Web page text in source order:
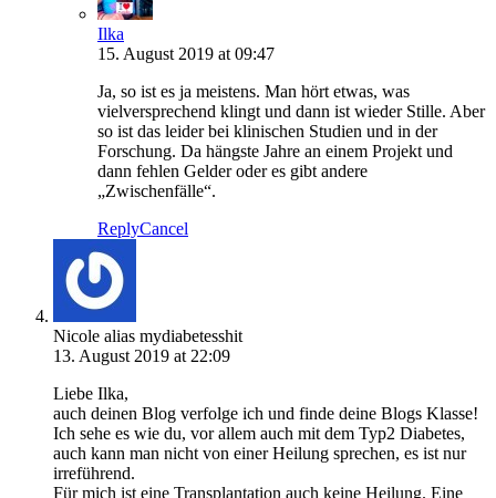
Ilka
15. August 2019 at 09:47
Ja, so ist es ja meistens. Man hört etwas, was
vielversprechend klingt und dann ist wieder Stille. Aber
so ist das leider bei klinischen Studien und in der
Forschung. Da hängste Jahre an einem Projekt und
dann fehlen Gelder oder es gibt andere
„Zwischenfälle“.
ReplyCancel
Nicole alias mydiabetesshit
13. August 2019 at 22:09
Liebe Ilka,
auch deinen Blog verfolge ich und finde deine Blogs Klasse!
Ich sehe es wie du, vor allem auch mit dem Typ2 Diabetes,
auch kann man nicht von einer Heilung sprechen, es ist nur
irreführend.
Für mich ist eine Transplantation auch keine Heilung. Eine